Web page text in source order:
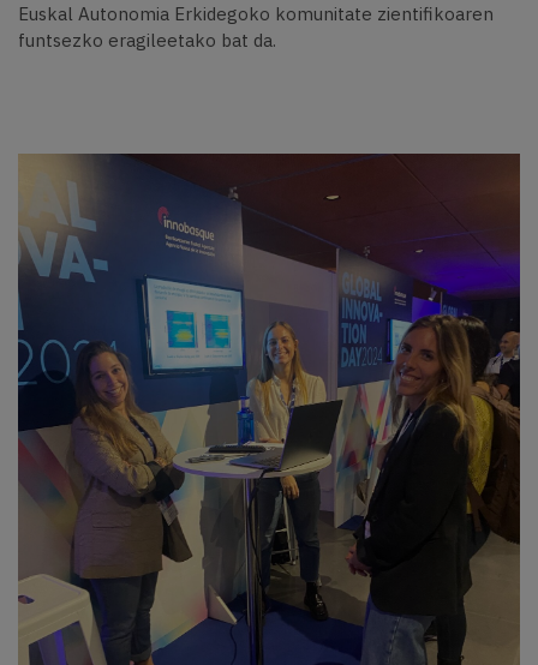
Euskal Autonomia Erkidegoko komunitate zientifikoaren
funtsezko eragileetako bat da.